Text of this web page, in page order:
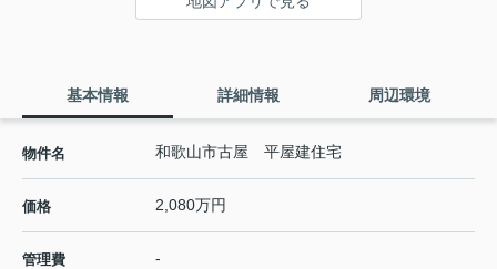
基本情報 詳細情報 周辺環境
物件名 和歌山市古屋 平屋建住宅
価格 2,080万円
管理費 -